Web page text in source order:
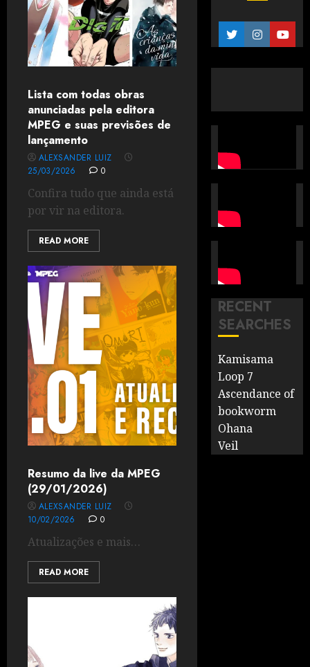
Lista com todas obras
anunciadas pela editora
MPEG e suas previsões de
lançamento
ALEXSANDER LUIZ
25/03/2026
0
Confira tudo que ainda está
por vir na editora.
READ MORE
Resumo da live da MPEG
(29/01/2026)
ALEXSANDER LUIZ
10/02/2026
0
Atualizações e mais…
READ MORE
RECENT
SEARCHES
Kamisama
Loop 7
Ascendance of
bookworm
Ohana
Veil